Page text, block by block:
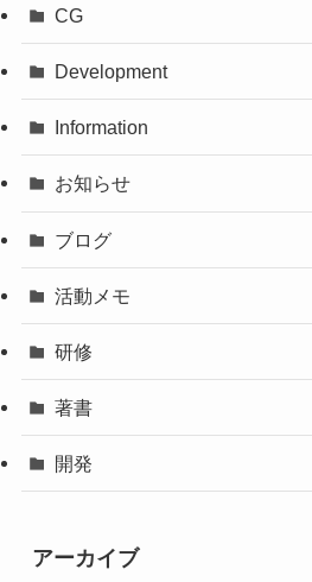
CG
Development
Information
お知らせ
ブログ
活動メモ
研修
著書
開発
アーカイブ